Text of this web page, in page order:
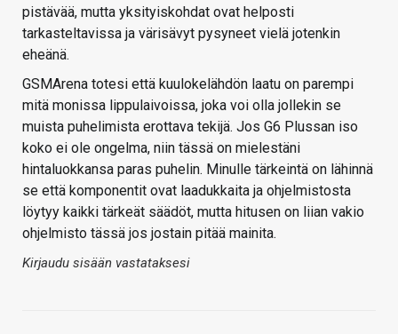
pistävää, mutta yksityiskohdat ovat helposti
tarkasteltavissa ja värisävyt pysyneet vielä jotenkin
eheänä.
GSMArena totesi että kuulokelähdön laatu on parempi
mitä monissa lippulaivoissa, joka voi olla jollekin se
muista puhelimista erottava tekijä. Jos G6 Plussan iso
koko ei ole ongelma, niin tässä on mielestäni
hintaluokkansa paras puhelin. Minulle tärkeintä on lähinnä
se että komponentit ovat laadukkaita ja ohjelmistosta
löytyy kaikki tärkeät säädöt, mutta hitusen on liian vakio
ohjelmisto tässä jos jostain pitää mainita.
Kirjaudu sisään vastataksesi